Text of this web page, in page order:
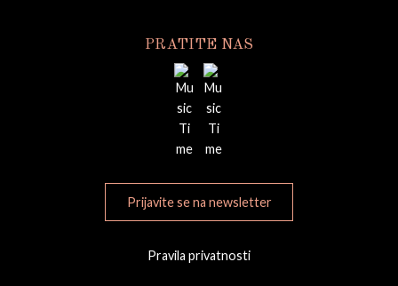
PRATITE NAS
Prijavite se na newsletter
Pravila privatnosti